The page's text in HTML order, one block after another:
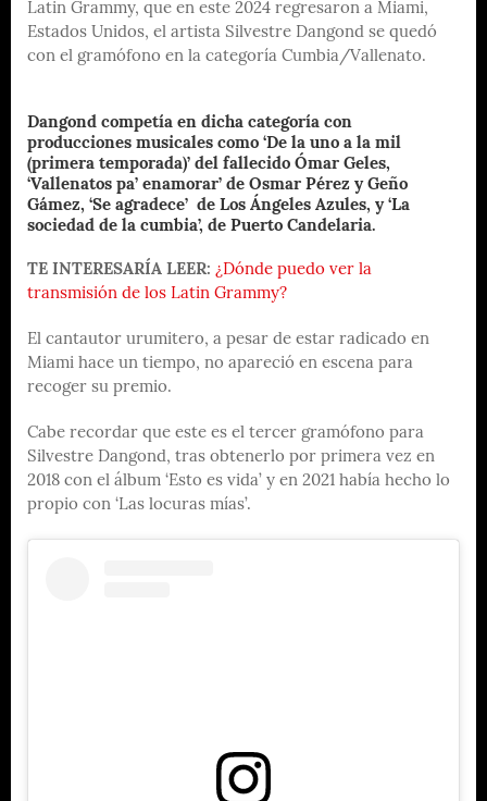
Latin Grammy, que en este 2024 regresaron a Miami,
Estados Unidos, el artista Silvestre Dangond se quedó
con el gramófono en la categoría Cumbia/Vallenato.
Dangond competía en dicha categoría con
producciones musicales como ‘De la uno a la mil
(primera temporada)’ del fallecido Ómar Geles,
‘Vallenatos pa’ enamorar’ de Osmar Pérez y Geño
Gámez, ‘Se agradece’ de Los Ángeles Azules, y ‘La
sociedad de la cumbia’, de Puerto Candelaria.
TE INTERESARÍA LEER: ¿Dónde puedo ver la
transmisión de los Latin Grammy?
El cantautor urumitero, a pesar de estar radicado en
Miami hace un tiempo, no apareció en escena para
recoger su premio.
Cabe recordar que este es el tercer gramófono para
Silvestre Dangond, tras obtenerlo por primera vez en
2018 con el álbum ‘Esto es vida’ y en 2021 había hecho lo
propio con ‘Las locuras mías’.